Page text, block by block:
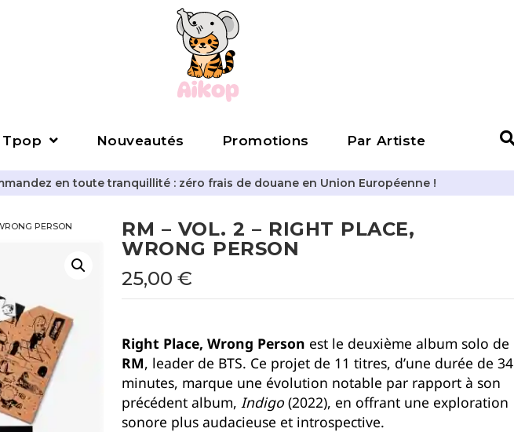
Tpop Nouveautés Promotions Par Artiste
en toute tranquillité : zéro frais de douane en Union Européenne !
PERSON
RM – VOL. 2 – RIGHT PLACE,
WRONG PERSON
25,00 €
Right Place, Wrong Person est le deuxième album solo de
RM, leader de BTS. Ce projet de 11 titres, d’une durée de 34
minutes, marque une évolution notable par rapport à son
précédent album, Indigo (2022), en offrant une exploration
sonore plus audacieuse et introspective.